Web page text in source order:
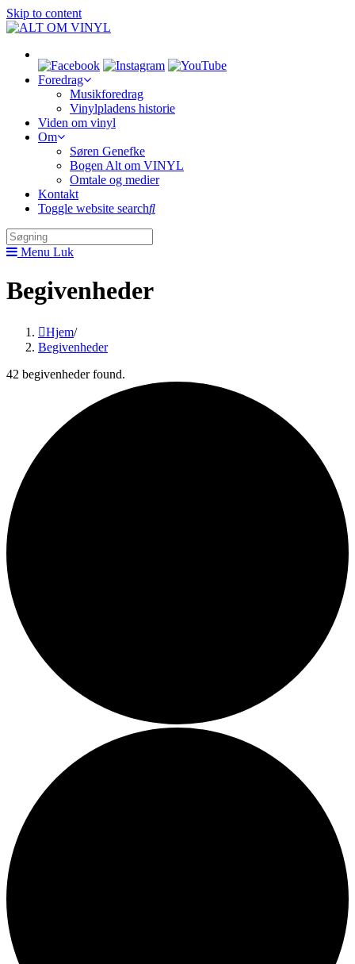
Skip to content
Foredrag
Musikforedrag
Vinylpladens historie
Viden om vinyl
Om
Søren Genefke
Bogen Alt om VINYL
Omtale og medier
Kontakt
Toggle website search
Menu Luk
Begivenheder
Hjem/
Begivenheder
42 begivenheder found.